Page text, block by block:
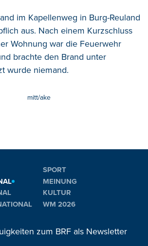
im Kapellenweg in Burg-Reuland
aus. Nach einem Kurzschluss
Wohnung war die Feuerwehr
brachte den Brand unter
wurde niemand.
mitt/ake
SPORT
MEINUNG
KULTUR
WM 2026
zum BRF als Newsletter